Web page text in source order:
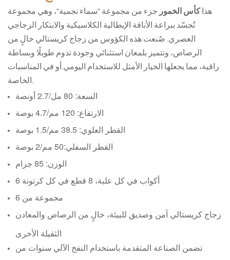
هذا كأس الخمور جزء من مجموعة "سماء نجمية"، وهي مجموعة
تُجسّد ببراعة الأناقة الإيطالية الكلاسيكية والابتكار الزجاجي
العصري. صُنعت هذه الكؤوس من زجاج كريستالي خالٍ من
الرصاص، وتتميز بلمعان استثنائي وجودة تدوم طويلًا وبساطة
راقية، مما يجعلها الخيار الأمثل للاستخدام اليومي أو في المناسبات
السعة: 80 مل/2.7 أونصة
الارتفاع: 120 مم/4.7 بوصة
القطر العلوي: 38.5 مم/1.5 بوصة
القطر السفلي:50 مم/2 بوصة
الوزن: 85 جرام
6 أكواب في كل علبة، 8 قطع في كل كرتونة
مجموعة من 6
زجاج كريستالي آمن وصديق للبيئة، خالٍ من الرصاص والمعادن
الثقيلة الأخرى
تضمن الصناعة المتقدمة باستخدام النفخ الآلي سنوات من